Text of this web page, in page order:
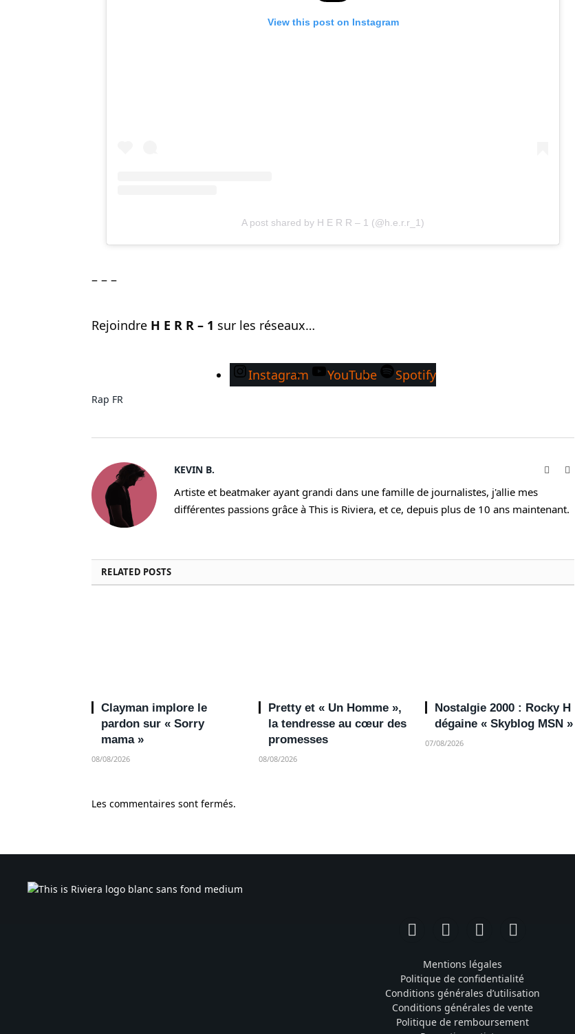
View this post on Instagram
A post shared by H E R R – 1 (@h.e.r.r_1)
– – –
Rejoindre H E R R – 1 sur les réseaux…
Instagram YouTube Spotify
Rap FR
KEVIN B. Website
Artiste et beatmaker ayant grandi dans une famille de journalistes, j'allie mes
différentes passions grâce à This is Riviera, et ce, depuis plus de 10 ans maintenant.
RELATED POSTS
Clayman implore le
pardon sur « Sorry
mama »
08/08/2026
Pretty et « Un Homme »,
la tendresse au cœur des
promesses
08/08/2026
Nostalgie 2000 : Rocky H
dégaine « Skyblog MSN »
07/08/2026
Les commentaires sont fermés.
FacebookInstagramTikTok YouTube
Mentions légales
Politique de confidentialité
Conditions générales d’utilisation
Conditions générales de vente
Politique de remboursement